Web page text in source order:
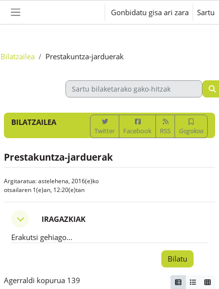
Alboko panela
Gonbidatu gisa ari zara Sartu
Bilatzailea Prestakuntza-jarduerak
BILATZAILEA
Twitter Facebook RSS Gogokoa
Prestakuntza-jarduerak
Argitaratua: astelehena, 2016(e)ko
otsailaren 1(e)an, 12:20(e)tan
Iragazkiak
IragazkiakIRAGAZKIAK
Erakutsi gehiago...
Agerraldi kopurua 139